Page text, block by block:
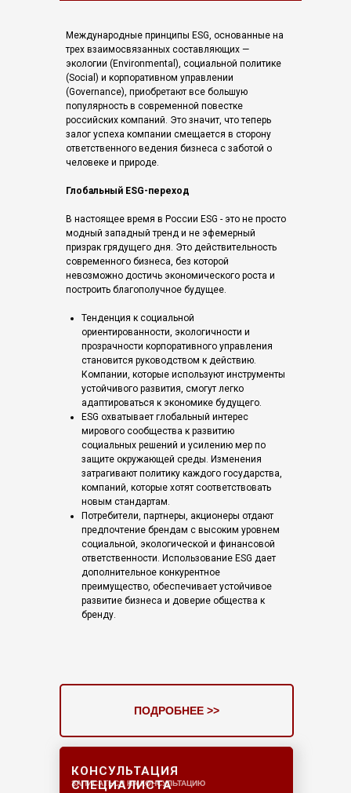
КОНСУЛЬТАЦИЯ
СПЕЦИАЛИСТА
ЗАПИСАТЬСЯ НА КОНСУЛЬТАЦИЮ
Международные принципы ESG, основанные на
трех взаимосвязанных составляющих —
экологии (Environmental), социальной политике
(Social) и корпоративном управлении
(Governance), приобретают все большую
популярность в современной повестке
российских компаний. Это значит, что теперь
залог успеха компании смещается в сторону
ответственного ведения бизнеса с заботой о
человеке и природе.
Глобальный ESG-переход
В настоящее время в России ESG - это не просто
модный западный тренд и не эфемерный
призрак грядущего дня. Это действительность
современного бизнеса, без которой
невозможно достичь экономического роста и
построить благополучное будущее.
Тенденция к социальной
ориентированности, экологичности и
прозрачности корпоративного управления
становится руководством к действию.
Компании, которые используют инструменты
устойчивого развития, смогут легко
адаптироваться к экономике будущего.
ESG охватывает глобальный интерес
мирового сообщества к развитию
социальных решений и усилению мер по
защите окружающей среды. Изменения
затрагивают политику каждого государства,
компаний, которые хотят соответствовать
новым стандартам.
Потребители, партнеры, акционеры отдают
предпочтение брендам с высоким уровнем
социальной, экологической и финансовой
ответственности. Использование ESG дает
дополнительное конкурентное
преимущество, обеспечивает устойчивое
развитие бизнеса и доверие общества к
бренду.
ПОДРОБНЕЕ >>